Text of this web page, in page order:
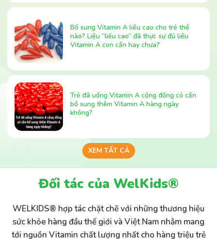
Bổ sung Vitamin A liều cao cho trẻ thế
nào? Liệu “liều cao” đã thực sự đủ liều
Vitamin A con cần hay chưa?
Trẻ đã uống Vitamin A cộng đồng có cần
bổ sung thêm Vitamin A hàng ngày
không?
XEM TẤT CẢ
Đối tác của WelKids®
WELKIDS® hợp tác chặt chẽ với những thương hiệu
sức khỏe hàng đầu thế giới và Việt Nam nhằm mang
tới nguồn Vitamin chất lượng nhất cho hàng triệu trẻ